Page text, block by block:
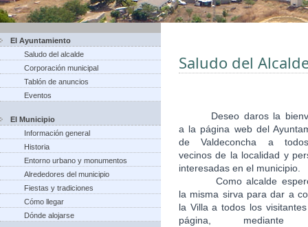
El Ayuntamiento
Saludo del alcalde
Corporación municipal
Tablón de anuncios
Eventos
El Municipio
Información general
Historia
Entorno urbano y monumentos
Alrededores del municipio
Fiestas y tradiciones
Cómo llegar
Dónde alojarse
Saludo del
Deseo daros la
a la página web del
de Valdeconcha a
vecinos de la localidad y
interesadas en el municipio.
Como alcalde
la misma sirva para dar a
la Villa a todos los
página, mediante